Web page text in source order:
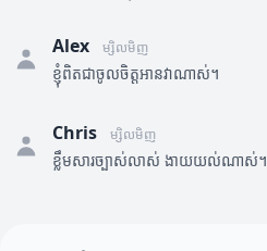
Alex ម្សិលមិញ
ខ្ញុំពិតជាចូលចិត្តអានវាណាស់។
Chris ម្សិលមិញ
ខ្លឹមសារច្បាស់លាស់ ងាយយល់ណាស់។